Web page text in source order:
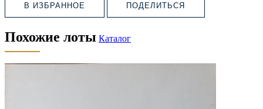
В ИЗБРАННОЕ ПОДЕЛИТЬСЯ
Похожие лоты Каталог